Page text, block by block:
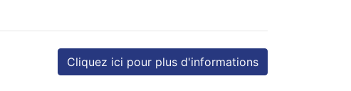
Cliquez ici pour plus d'informations